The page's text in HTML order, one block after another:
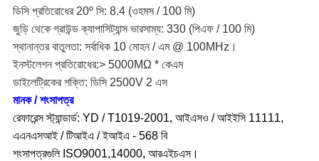
ডিসি প্রতিরোধের 20º সি: 8.4 (ওহমস / 100 মি)
জুড়ি থেকে গ্রাউন্ড ক্যাপাসিট্যান্স ভারসাম্য: 330 (পিএফ / 100 মি)
স্থানান্তর বাতুলতা: সর্বাধিক 10 মোহন / এম @ 100MHz।
ইনস্টলেশন প্রতিরোধের:> 5000MΩ * কেএম
ডাইলেট্রিকের শক্তি: ডিসি 2500V 2 এস
মানক / শংসাপত্র
রেফারেন্স স্ট্যান্ডার্ড: YD / T1019-2001, আইএসও / আইইসি 11111,
এএনএসআই / টিআইএ / ইআইএ - 568 বি
শংসাপত্রগুলি ISO9001,14000, আরএইচএস।